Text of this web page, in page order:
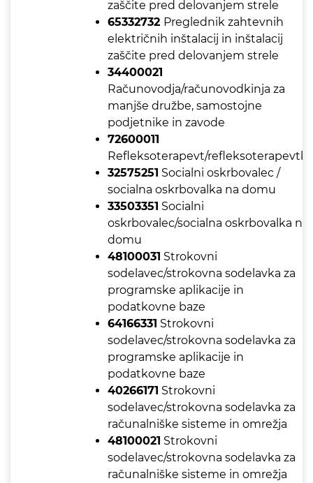
zaščite pred delovanjem strele
65332732 Preglednik zahtevnih
električnih inštalacij in inštalacij
zaščite pred delovanjem strele
34400021
Računovodja/računovodkinja za
manjše družbe, samostojne
podjetnike in zavode
72600011
Refleksoterapevt/refleksoterapevtka
32575251 Socialni oskrbovalec /
socialna oskrbovalka na domu
33503351 Socialni
oskrbovalec/socialna oskrbovalka na
domu
48100031 Strokovni
sodelavec/strokovna sodelavka za
programske aplikacije in
podatkovne baze
64166331 Strokovni
sodelavec/strokovna sodelavka za
programske aplikacije in
podatkovne baze
40266171 Strokovni
sodelavec/strokovna sodelavka za
računalniške sisteme in omrežja
48100021 Strokovni
sodelavec/strokovna sodelavka za
računalniške sisteme in omrežja